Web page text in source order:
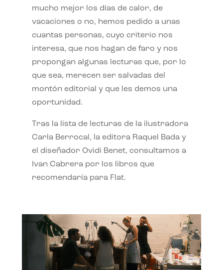
mucho mejor los días de calor, de
vacaciones o no, hemos pedido a unas
cuantas personas, cuyo criterio nos
interesa, que nos hagan de faro y nos
propongan algunas lecturas que, por lo
que sea, merecen ser salvadas del
montón editorial y que les demos una
oportunidad.
Tras la lista de lecturas de la ilustradora
Carla Berrocal, la editora Raquel Bada y
el diseñador Ovidi Benet, consultamos a
Ivan Cabrera por los libros que
recomendaría para Flat.